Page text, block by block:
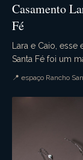
Casamento
Fé
Lara e Caio,
Santa Fé foi um
📍 espaço Rancho